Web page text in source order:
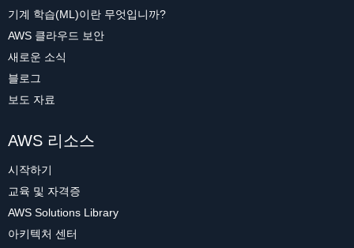
기계 학습(ML)이란 무엇입니까?
AWS 클라우드 보안
새로운 소식
블로그
보도 자료
AWS 리소스
시작하기
교육 및 자격증
AWS Solutions Library
아키텍처 센터